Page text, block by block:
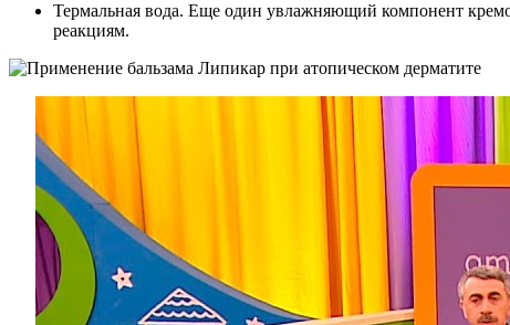
Термальная вода. Еще один увлажняющий компонент
реакциям.